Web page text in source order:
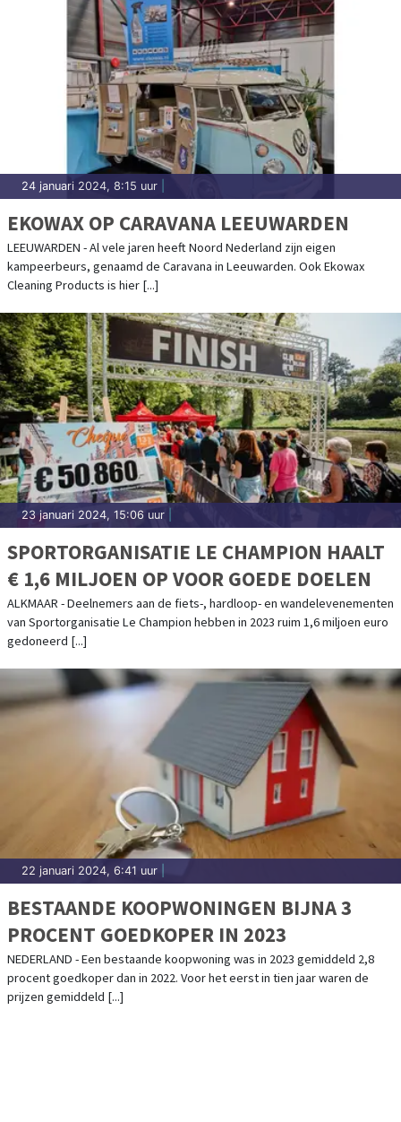
24 januari 2024, 8:15 uur
EKOWAX OP CARAVANA LEEUWARDEN
LEEUWARDEN - Al vele jaren heeft Noord Nederland zijn eigen
kampeerbeurs, genaamd de Caravana in Leeuwarden. Ook Ekowax
Cleaning Products is hier [...]
23 januari 2024, 15:06 uur
SPORTORGANISATIE LE CHAMPION HAALT
€ 1,6 MILJOEN OP VOOR GOEDE DOELEN
ALKMAAR - Deelnemers aan de fiets-, hardloop- en wandelevenementen
van Sportorganisatie Le Champion hebben in 2023 ruim 1,6 miljoen euro
gedoneerd [...]
22 januari 2024, 6:41 uur
BESTAANDE KOOPWONINGEN BIJNA 3
PROCENT GOEDKOPER IN 2023
NEDERLAND - Een bestaande koopwoning was in 2023 gemiddeld 2,8
procent goedkoper dan in 2022. Voor het eerst in tien jaar waren de
prijzen gemiddeld [...]